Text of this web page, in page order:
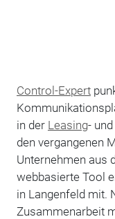
Control-Expert
in der Leasing-
den vergangenen
Unternehmen aus
webbasierte Tool
in Langenfeld mit.
Zusammenarbeit